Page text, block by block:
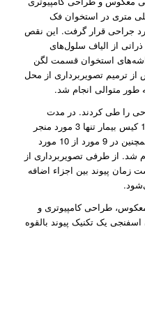
نقص ناپیوستگی 40 میلی متری در استخوان فک
که در 10 سگ مورد جراحی قرار گرفت. این نقص
ذراتی از الیاف سلول­‌های
استخوان قسمت لگن
ترمیم تصویربرداری از محل
را طی کردند. در مدت
مشاهده و بررسی 24 هفته­‌ای از بین 10 کیس بیمار تنها 3 مورد منجر
به بیرون آوردن سینی تیتانیومی شد. همچنین در 9 مورد از 10 مورد
شد. از طرفی تصویربرداری از
پیوند بین اجزاء اضافه
طراحی کامپیوتری و
یک تکنیک پیوند بالقوه